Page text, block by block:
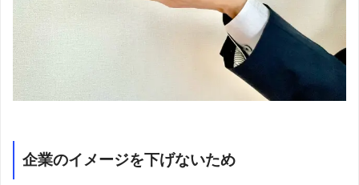
企業のイメージを下げないため